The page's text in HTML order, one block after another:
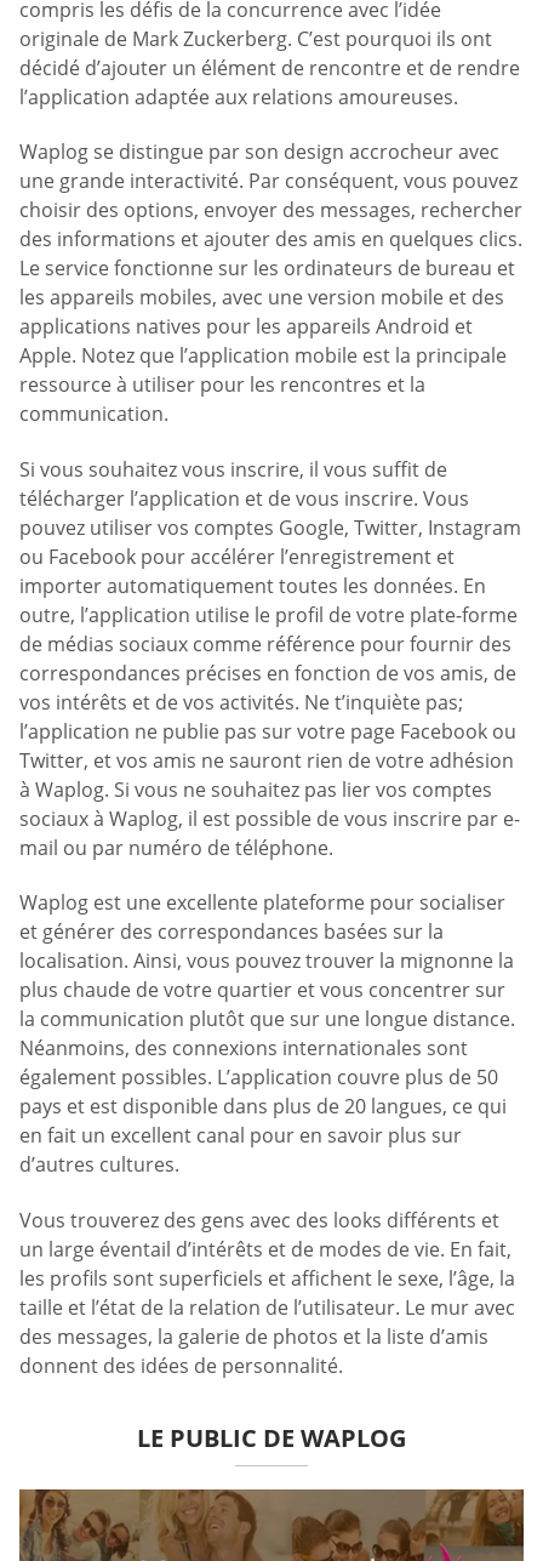
compris les défis de la concurrence avec l’idée
originale de Mark Zuckerberg. C’est pourquoi ils ont
décidé d’ajouter un élément de rencontre et de rendre
l’application adaptée aux relations amoureuses.
Waplog se distingue par son design accrocheur avec
une grande interactivité. Par conséquent, vous pouvez
choisir des options, envoyer des messages, rechercher
des informations et ajouter des amis en quelques clics.
Le service fonctionne sur les ordinateurs de bureau et
les appareils mobiles, avec une version mobile et des
applications natives pour les appareils Android et
Apple. Notez que l’application mobile est la principale
ressource à utiliser pour les rencontres et la
communication.
Si vous souhaitez vous inscrire, il vous suffit de
télécharger l’application et de vous inscrire. Vous
pouvez utiliser vos comptes Google, Twitter, Instagram
ou Facebook pour accélérer l’enregistrement et
importer automatiquement toutes les données. En
outre, l’application utilise le profil de votre plate-forme
de médias sociaux comme référence pour fournir des
correspondances précises en fonction de vos amis, de
vos intérêts et de vos activités. Ne t’inquiète pas;
l’application ne publie pas sur votre page Facebook ou
Twitter, et vos amis ne sauront rien de votre adhésion
à Waplog. Si vous ne souhaitez pas lier vos comptes
sociaux à Waplog, il est possible de vous inscrire par e-
mail ou par numéro de téléphone.
Waplog est une excellente plateforme pour socialiser
et générer des correspondances basées sur la
localisation. Ainsi, vous pouvez trouver la mignonne la
plus chaude de votre quartier et vous concentrer sur
la communication plutôt que sur une longue distance.
Néanmoins, des connexions internationales sont
également possibles. L’application couvre plus de 50
pays et est disponible dans plus de 20 langues, ce qui
en fait un excellent canal pour en savoir plus sur
d’autres cultures.
Vous trouverez des gens avec des looks différents et
un large éventail d’intérêts et de modes de vie. En fait,
les profils sont superficiels et affichent le sexe, l’âge, la
taille et l’état de la relation de l’utilisateur. Le mur avec
des messages, la galerie de photos et la liste d’amis
donnent des idées de personnalité.
LE PUBLIC DE WAPLOG